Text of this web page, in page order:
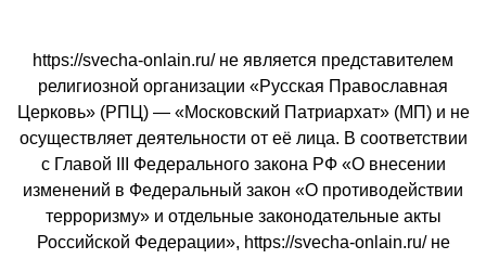
https://svecha-onlain.ru/ не является представителем
религиозной организации «Русская Православная
Церковь» (РПЦ) — «Московский Патриархат» (МП) и не
осуществляет деятельности от её лица. В соответствии
с Главой III Федерального закона РФ «О внесении
изменений в Федеральный закон «О противодействии
терроризму» и отдельные законодательные акты
Российской Федерации», https://svecha-onlain.ru/ не